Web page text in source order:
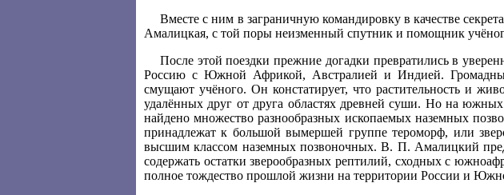
Вместе с ним в заграничную командировку в качестве
Амалицкая, с той поры неизменный спутник и помощник
После этой поездки прежние догадки превратились в
Россию с Южной Африкой, Австралией и Индией.
смущают учёного. Он констатирует, что растительность и
удалённых друг от друга областях древней суши. Но на
найдено множество разнообразных ископаемых наземных
принадлежат к большой вымершей группе тероморф, или
высшим классом наземных позвоночных. В. П. Амалицкий
содержать остатки зверообразных рептилий, сходных с
полное тождество прошлой жизни на территории России и